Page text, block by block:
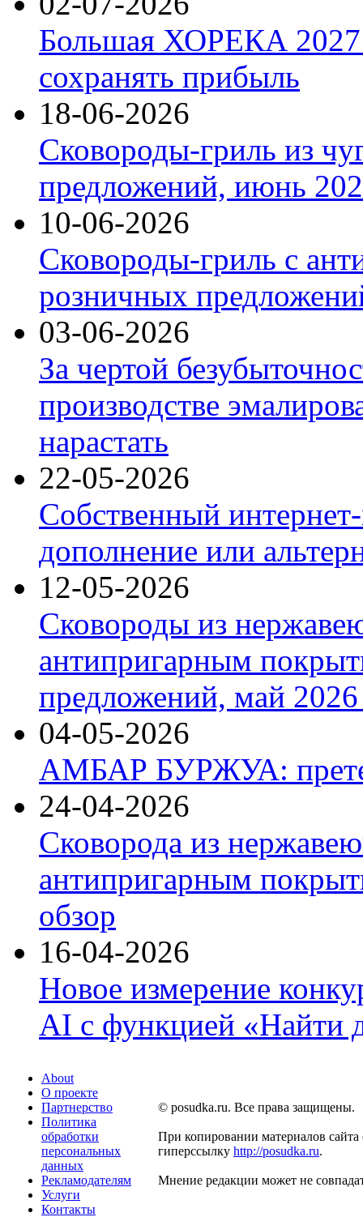
Большая ХОРЕКА 2027:
сохранять прибыль
18-06-2026
Сковороды-гриль из
предложений, июнь
10-06-2026
Сковороды-гриль с
розничных
03-06-2026
За чертой
производстве
нарастать
22-05-2026
Собственный
дополнение или
12-05-2026
Сковороды из
антипригарным
предложений, май 2026
04-05-2026
АМБАР БУРЖУА:
24-04-2026
Сковорода из
антипригарным
обзор
16-04-2026
Новое измерение
AI с функцией «Найти
About
О проекте
Партнерство
Политика
обработки
персональных
данных
Рекламодателям
Услуги
Контакты
© posudka.ru. Все права защищены.
При копировании материалов сайта
гиперссылку http://posudka.ru.
Мнение редакции может не